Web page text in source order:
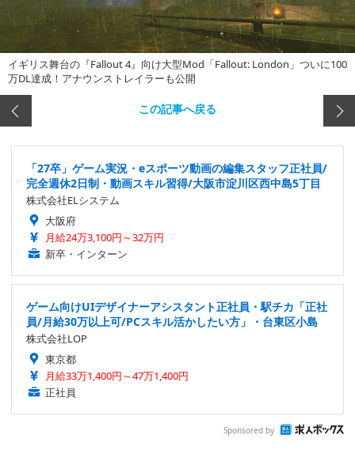
イギリス舞台の『Fallout 4』向け大型Mod「Fallout: London」ついに100
万DL達成！アナウンストレイラーも公開
この記事へ戻る
「27卒」ゲーム実況・eスポーツ動画の編集スタッフ正社員/
完全週休2日制・動画スキル習得/大阪市淀川区西中島5丁目
株式会社ELシステム
大阪府
月給24万3,100円～32万円
新卒・インターン
ゲーム向けUIデザイナーアシスタント正社員・駅チカ「正社
員/月給30万以上可/PCスキル活かしたい方」・台東区小島
株式会社LOP
東京都
月給33万1,400円～47万1,400円
正社員
Sponsored by